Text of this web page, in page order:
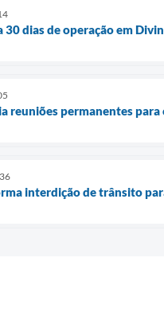
30 dias de operação em
reuniões permanentes
interdição de trânsito